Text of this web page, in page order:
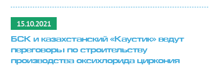
15.10.2021
БСК и казахстанский «Каустик» ведут
переговоры по строительству
производства оксихлорида циркония